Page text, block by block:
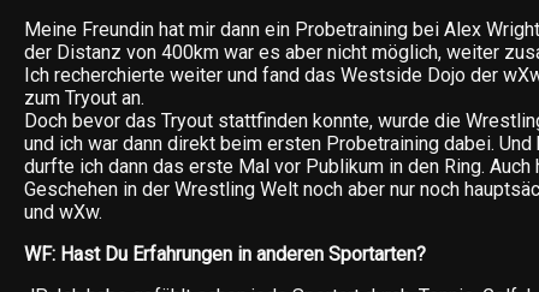
Meine Freundin hat mir dann ein Probetraining bei Alex
der Distanz von 400km war es aber nicht möglich, weiter
Ich recherchierte weiter und fand das Westside Dojo der
zum Tryout an.
Doch bevor das Tryout stattfinden konnte, wurde die
und ich war dann direkt beim ersten Probetraining dabei.
durfte ich dann das erste Mal vor Publikum in den Ring.
Geschehen in der Wrestling Welt noch aber nur noch
und wXw.
WF: Hast Du Erfahrungen in anderen Sportarten?